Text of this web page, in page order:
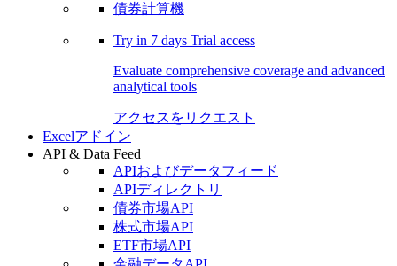
債券計算機
Try in 7 days Trial access
Evaluate comprehensive coverage and advanced
analytical tools
アクセスをリクエスト
Excelアドイン
API & Data Feed
APIおよびデータフィード
APIディレクトリ
債券市場API
株式市場API
ETF市場API